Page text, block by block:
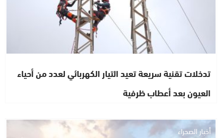
تدخلات تقنية سريعة تعيد التيار الكهربائي لعدد من أحياء
العيون بعد أعطاب ظرفية
أخبار الصحراء